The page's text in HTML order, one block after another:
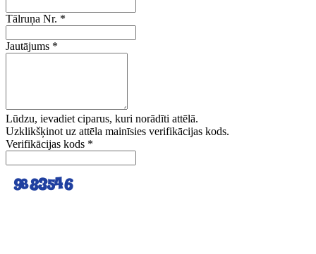
Tālruņa Nr. *
Jautājums *
Lūdzu, ievadiet ciparus, kuri norādīti attēlā.
Uzklikšķinot uz attēla mainīsies verifikācijas kods.
Verifikācijas kods *